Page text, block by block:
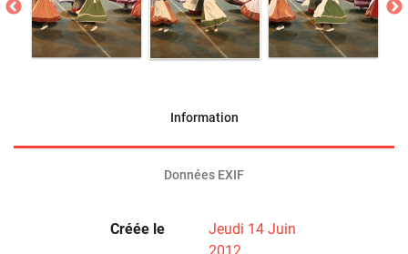
Information
Données EXIF
Créée le
Jeudi 14 Juin
2012